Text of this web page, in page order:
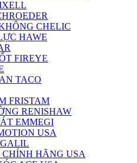
CHELIC
HAWE
FIREYE
TACO
FRISTAM
RENISHAW
EMMEGI
USA
HÃNG USA